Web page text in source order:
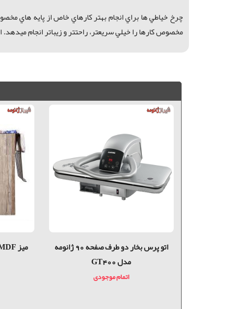
چرخ خياطي ها براي انجام بهتر كارهاي خاص از پايه هاي
مخصوص كارها را خيلي سريعتر، راحتتر و زيباتر انجام
اتو پرس بخار دو طرف صفحه 90 ژانومه
مدل GT400
اتمام موجودی